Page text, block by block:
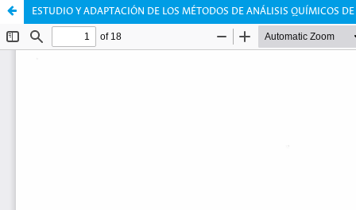
ESTUDIO Y ADAPTACIÓN DE LOS MÉTODOS DE ANÁLISIS QUÍMICOS